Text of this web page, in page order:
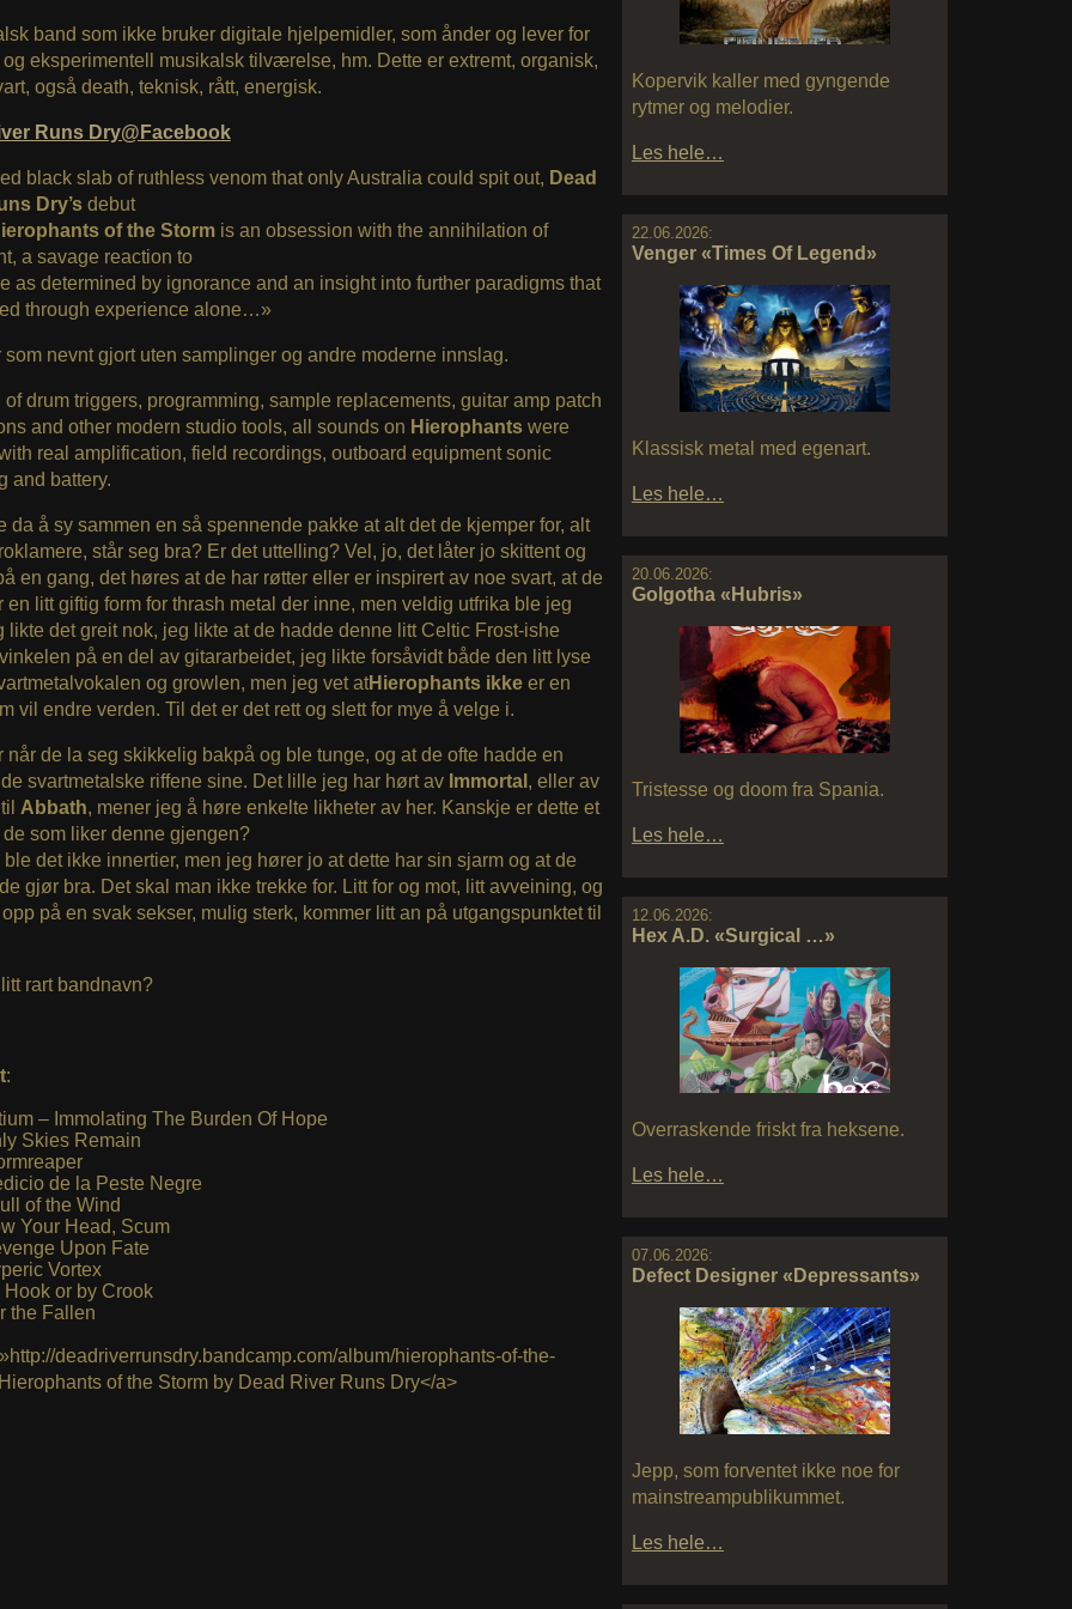
Kopervik kaller med gyngende
rytmer og melodier.
Les hele…
22.06.2026:
Venger «Times Of Legend»
Klassisk metal med egenart.
Les hele…
20.06.2026:
Golgotha «Hubris»
Tristesse og doom fra Spania.
Les hele…
12.06.2026:
Hex A.D. «Surgical …»
Overraskende friskt fra heksene.
Les hele…
07.06.2026:
Defect Designer «Depressants»
Jepp, som forventet ikke noe for
mainstreampublikummet.
Les hele…
band som ikke bruker digitale hjelpemidler, som ånder og lever for
eksperimentell musikalsk tilværelse, hm. Dette er extremt, organisk,
også death, teknisk, rått, energisk.
Runs Dry@Facebook
black slab of ruthless venom that only Australia could spit out, Dead
Dry’s debut
of the Stormis an obsession with the annihilation of
a savage reaction to
as determined by ignorance and an insight into further paradigms that
through experience alone…»
som nevnt gjort uten samplinger og andre moderne innslag.
drum triggers, programming, sample replacements, guitar amp patch
and other modern studio tools, all sounds on Hierophants were
real amplification, field recordings, outboard equipment sonic
and battery.
da å sy sammen en så spennende pakke at alt det de kjemper for, alt
står seg bra? Er det uttelling? Vel, jo, det låter jo skittent og
en gang, det høres at de har røtter eller er inspirert av noe svart, at de
en litt giftig form for thrash metal der inne, men veldig utfrika ble jeg
likte det greit nok, jeg likte at de hadde denne litt Celtic Frost-ishe
på en del av gitararbeidet, jeg likte forsåvidt både den litt lyse
og growlen, men jeg vet atHierophants ikke er en
vil endre verden. Til det er det rett og slett for mye å velge i.
når de la seg skikkelig bakpå og ble tunge, og at de ofte hadde en
svartmetalske riffene sine. Det lille jeg har hørt av Immortal , eller av
Abbath, mener jeg å høre enkelte likheter av her. Kanskje er dette et
som liker denne gjengen?
det ikke innertier, men jeg hører jo at dette har sin sjarm og at de
gjør bra. Det skal man ikke trekke for. Litt for og mot, litt avveining, og
på en svak sekser, mulig sterk, kommer litt an på utgangspunktet til
rart bandnavn?
:
– Immolating The Burden Of Hope
Skies Remain
de la Peste Negre
of the Wind
Your Head, Scum
Upon Fate
Vortex
Hook or by Crook
the Fallen
deadriverrunsdry.bandcamp.com/album/hierophants-of-the-
of the Storm by Dead River Runs Dry</a>